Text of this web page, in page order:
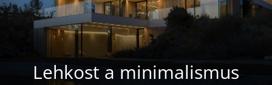
Lehkost a minimalismus